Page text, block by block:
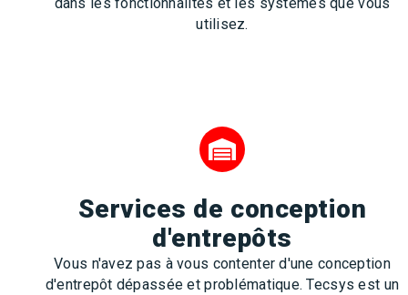
utilisez.
Services de conception
d'entrepôts
Vous n'avez pas à vous contenter d'une conception
d'entrepôt dépassée et problématique. Tecsys est un